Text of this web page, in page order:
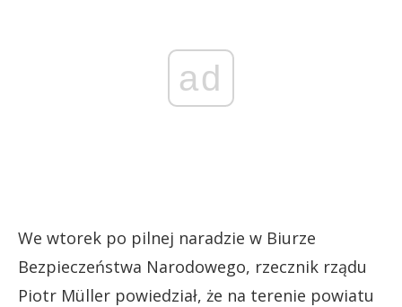
ad
We wtorek po pilnej naradzie w Biurze
Bezpieczeństwa Narodowego, rzecznik rządu
Piotr Müller powiedział, że na terenie powiatu